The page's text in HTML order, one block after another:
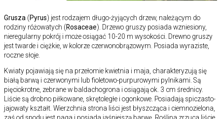
Grusza (Pyrus) jest rodzajem długo-żyjących drzew, należącym do
rodziny różowatych (Rosaceae). Drzewo gruszy posiada wzniesiony,
nieregularny pokrój i może osiągać 10-20 m wysokości. Drewno gruszy
jest twarde i ciężkie, w kolorze czerwonobrązowym. Posiada wyraziste,
roczne słoje.
Kwiaty pojawiają się na przełomie kwietnia i maja, charakteryzują się
białą barwą i czerwonymi lub fioletowo-purpurowymi pylnikami. Są
pięciokrotne, zebrane w baldachogrona i osiągają ok. 3 cm średnicy.
Liście są drobno piłkowane, skrętoległe i ogonkowe. Posiadają spiczasto-
jajowaty kształt. Wierzchnia strona liści jest błyszcząca i ciemnozielona,